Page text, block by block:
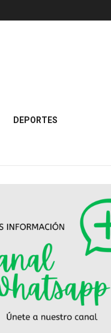
DEPORTES